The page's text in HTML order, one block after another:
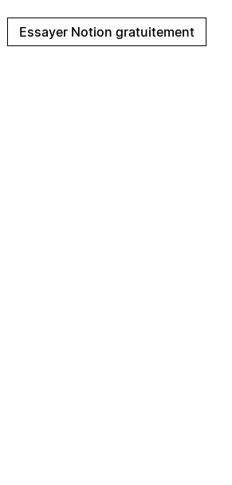
Essayer Notion gratuitement